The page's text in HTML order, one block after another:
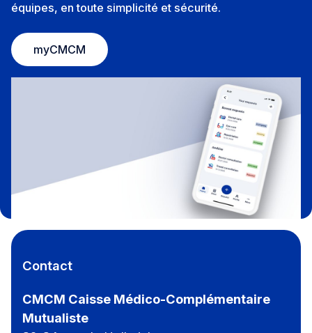
équipes, en toute simplicité et sécurité.
myCMCM
Contact
CMCM Caisse Médico-Complémentaire
Mutualiste